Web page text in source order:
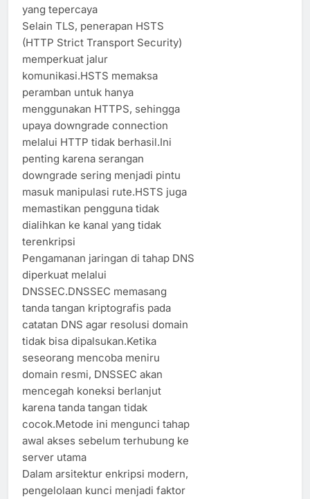
yang tepercaya
Selain TLS, penerapan HSTS
(HTTP Strict Transport Security)
memperkuat jalur
komunikasi.HSTS memaksa
peramban untuk hanya
menggunakan HTTPS, sehingga
upaya downgrade connection
melalui HTTP tidak berhasil.Ini
penting karena serangan
downgrade sering menjadi pintu
masuk manipulasi rute.HSTS juga
memastikan pengguna tidak
dialihkan ke kanal yang tidak
terenkripsi
Pengamanan jaringan di tahap DNS
diperkuat melalui
DNSSEC.DNSSEC memasang
tanda tangan kriptografis pada
catatan DNS agar resolusi domain
tidak bisa dipalsukan.Ketika
seseorang mencoba meniru
domain resmi, DNSSEC akan
mencegah koneksi berlanjut
karena tanda tangan tidak
cocok.Metode ini mengunci tahap
awal akses sebelum terhubung ke
server utama
Dalam arsitektur enkripsi modern,
pengelolaan kunci menjadi faktor